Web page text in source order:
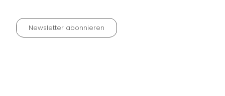
Newsletter abonnieren